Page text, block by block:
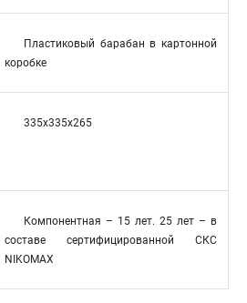
Пластиковый барабан в картонной
коробке
335х335x265
Компонентная – 15 лет. 25 лет – в
составе сертифицированной СКС
NIKOMAX